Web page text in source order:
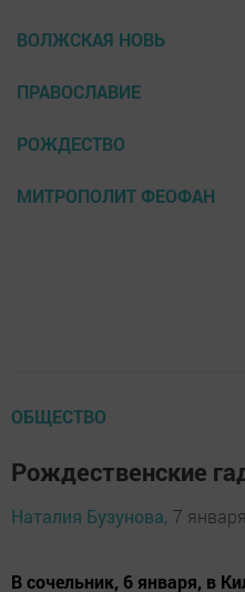
ВОЛЖСКАЯ НОВЬ
ПРАВОСЛАВИЕ
РОЖДЕСТВО
МИТРОПОЛИТ ФЕОФАН
ОБЩЕСТВО
Рождественские
Наталия Бузунова, 7
В сочельник, 6 января, в